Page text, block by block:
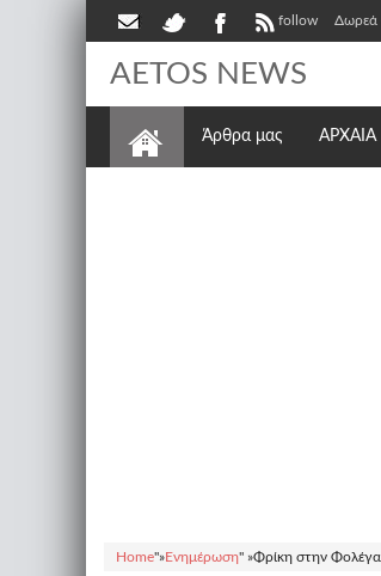
follow Δωρεά
AETOS NEWS
Άρθρα μας
Home"»Ενημέρωση" »Φρίκη στην